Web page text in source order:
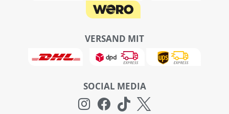
VERSAND MIT
SOCIAL MEDIA